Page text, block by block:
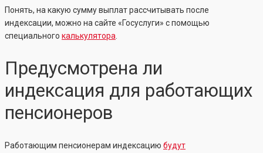
Понять, на какую сумму выплат рассчитывать после
индексации, можно на сайте «Госуслуги» с помощью
специального калькулятора
Предусмотрена ли
индексация для работающих
пенсионеров
Работающим пенсионерам индексацию будут